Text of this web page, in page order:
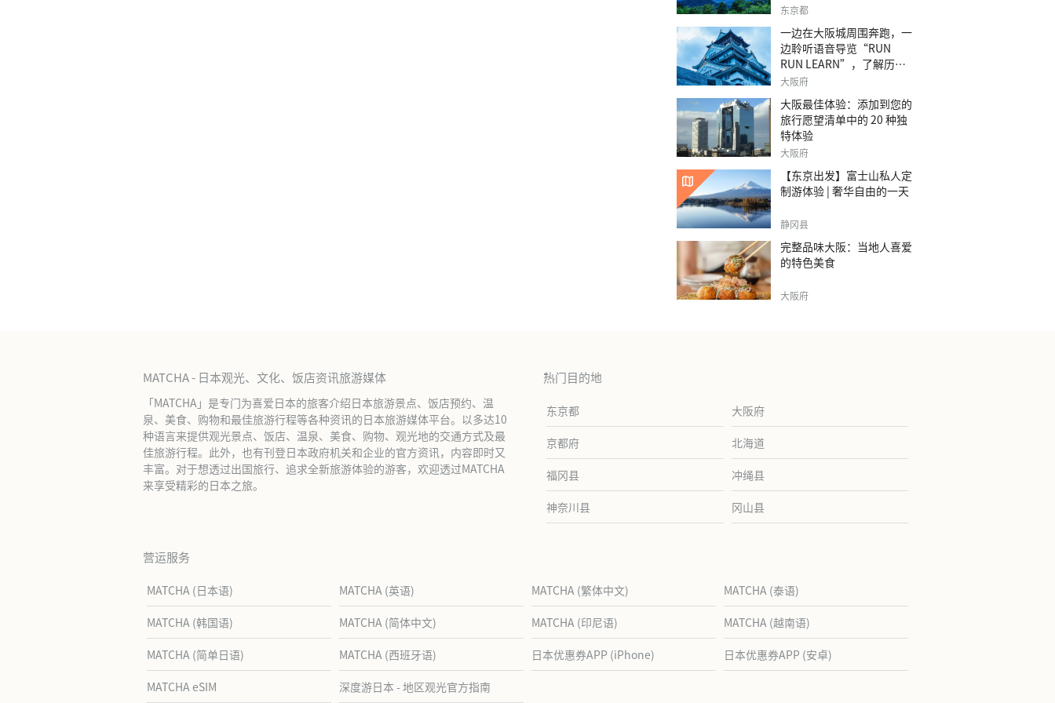
之旅。
东京都
一边在大阪城周围奔跑，一
边聆听语音导览“RUN
RUN LEARN”，了解历
史。
大阪府
大阪最佳体验：添加到您的
旅行愿望清单中的 20 种独
特体验
大阪府
【东京出发】富士山私人定
制游体验 | 奢华自由的一天
静冈县
完整品味大阪：当地人喜爱
的特色美食
大阪府
MATCHA - 日本观光、文化、饭店资讯旅游媒体
「MATCHA」是专门为喜爱日本的旅客介绍日本旅游景点、饭店预约、温
泉、美食、购物和最佳旅游行程等各种资讯的日本旅游媒体平台。以多达10
种语言来提供观光景点、饭店、温泉、美食、购物、观光地的交通方式及最
佳旅游行程。此外，也有刊登日本政府机关和企业的官方资讯，内容即时又
丰富。对于想透过出国旅行、追求全新旅游体验的游客，欢迎透过MATCHA
来享受精彩的日本之旅。
热门目的地
东京都 大阪府
京都府 北海道
福冈县 冲绳县
神奈川县 冈山县
营运服务
MATCHA (日本语) MATCHA (英语) MATCHA (繁体中文) MATCHA (泰语)
MATCHA (韩国语) MATCHA (简体中文) MATCHA (印尼语) MATCHA (越南语)
MATCHA (简单日语) MATCHA (西班牙语) 日本优惠券APP (iPhone) 日本优惠券APP (安卓)
MATCHA eSIM 深度游日本 - 地区观光官方指南